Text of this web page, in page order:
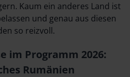
Kaum ein anderes Land ist
und genau aus diesen
so reizvoll.
im Programm 2026:
Rumänien